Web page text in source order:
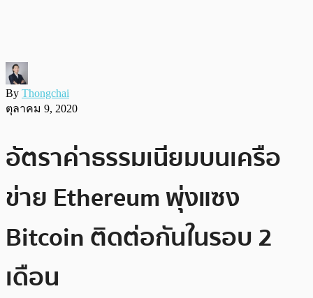
By Thongchai
ตุลาคม 9, 2020
อัตราค่าธรรมเนียมบนเครือ
ข่าย Ethereum พุ่งแซง
Bitcoin ติดต่อกันในรอบ 2
เดือน